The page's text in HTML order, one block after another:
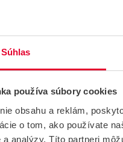
Súhlas
používa súbory cookies
obsahu a reklám,
o tom, ako používate
a analýzy. Títo partneri